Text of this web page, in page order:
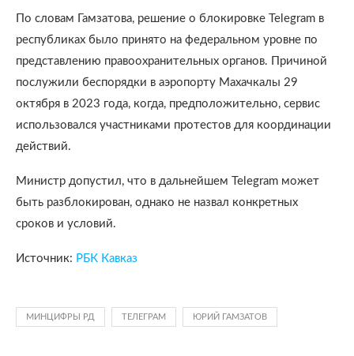
По словам Гамзатова, решение о блокировке Telegram в
республиках было принято на федеральном уровне по
представлению правоохранительных органов. Причиной
послужили беспорядки в аэропорту Махачкалы 29
октября в 2023 года, когда, предположительно, сервис
использовался участниками протестов для координации
действий.
Министр допустил, что в дальнейшем Telegram может
быть разблокирован, однако не назвал конкретных
сроков и условий.
Источник: РБК Кавказ
МИНЦИФРЫ РД ТЕЛЕГРАМ ЮРИЙ ГАМЗАТОВ